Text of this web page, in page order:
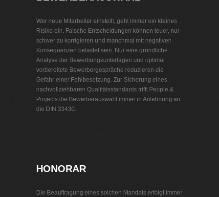
Wer neue Mitarbeiter einstellt, geht immer ein kleines
Risiko ein. Falsche Entscheidungen können teuer, nur
schwer zu korrigieren und manchmal mit negativen
Konsequenzen belastet sein. Nur eine gründliche
Analyse der Bewerbungsunterlagen und optimal
vorbereitete Bewerbergespräche reduzieren die
Gefahr einer Fehlbesetzung. Zur Sicherung eines
nachvollziehbaren Qualitätsstandards trifft People &
Projects die Bewerberauswahl immer in Anlehnung an
die DIN 33430.
HONORAR
Die Beauftragung eines solchen Mandats erfolgt immer